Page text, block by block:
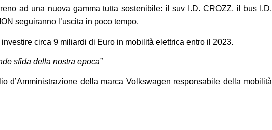
ad una nuova gamma tutta sostenibile: il suv I.D. CROZZ, il bus I.D.
seguiranno l’uscita in poco tempo.
circa 9 miliardi di Euro in mobilità elettrica entro il 2023.
sfida della nostra epoca”
d’Amministrazione della marca Volkswagen responsabile della mobilità